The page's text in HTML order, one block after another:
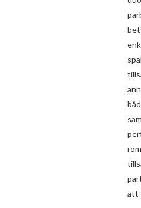
att